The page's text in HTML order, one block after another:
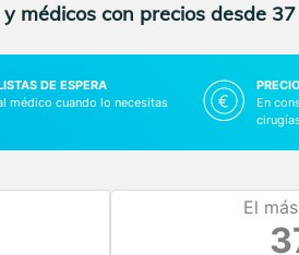
médicos con precios desde
DE ESPERA
médico cuando lo necesitas
En
El